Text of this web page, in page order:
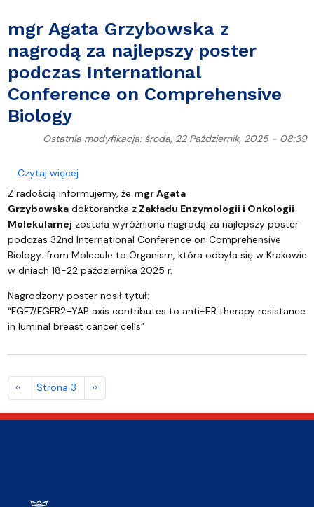
mgr Agata Grzybowska z
nagrodą za najlepszy poster
podczas International
Conference on Comprehensive
Biology
Ostatnia modyfikacja: środa, 22 Październik, 2025 - 08:39
Czytaj więcejo mgr Agata Grzybowska z nagrodą za najlepszy
Z radością informujemy, że mgr Agata
Grzybowskadoktorantka zZakładu Enzymologii i Onkologii
Molekularnej została wyróżniona nagrodą za najlepszy poster
podczas 32nd International Conference on Comprehensive
Biology: from Molecule to Organism, która odbyła się w Krakowie
w dniach 18-22 października 2025 r.
Nagrodzony poster nosił tytuł:
“FGF7/FGFR2–YAP axis contributes to anti-ER therapy resistance
in luminal breast cancer cells”
Stronicowanie
Poprzednia strona
‹‹ Strona 3 Następna strona
››